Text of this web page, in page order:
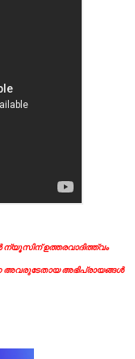
ഉത്തരവാദിത്ത്വം
അവരുടേതായ അഭിപ്രായങ്ങൾ